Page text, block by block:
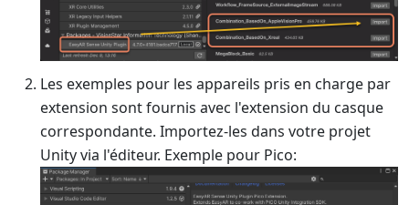
Les exemples pour les appareils pris en charge par
extension sont fournis avec l'extension du casque
correspondante. Importez-les dans votre projet
Unity via l'éditeur. Exemple pour Pico: